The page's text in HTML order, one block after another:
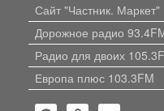
Сайт "Частник. Маркет"
Дорожное радио
Радио для двоих
Европа плюс 103.3FM